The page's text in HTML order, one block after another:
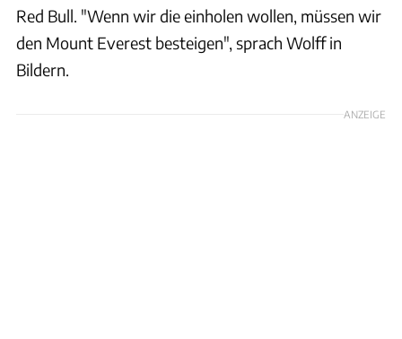
Red Bull. "Wenn wir die einholen wollen, müssen wir
den Mount Everest besteigen", sprach Wolff in
Bildern.
ANZEIGE